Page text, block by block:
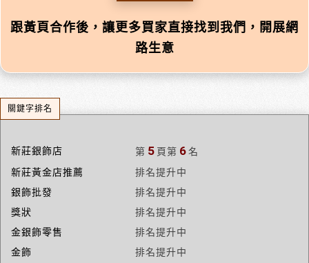
跟黃頁合作後，讓更多買家直接找到我們，開展網
路生意
關鍵字排名
新莊銀飾店 第 5 頁第 6名
新莊黃金店推薦
排名提升中
銀飾批發
排名提升中
獎狀
排名提升中
金銀飾零售
排名提升中
金飾
排名提升中